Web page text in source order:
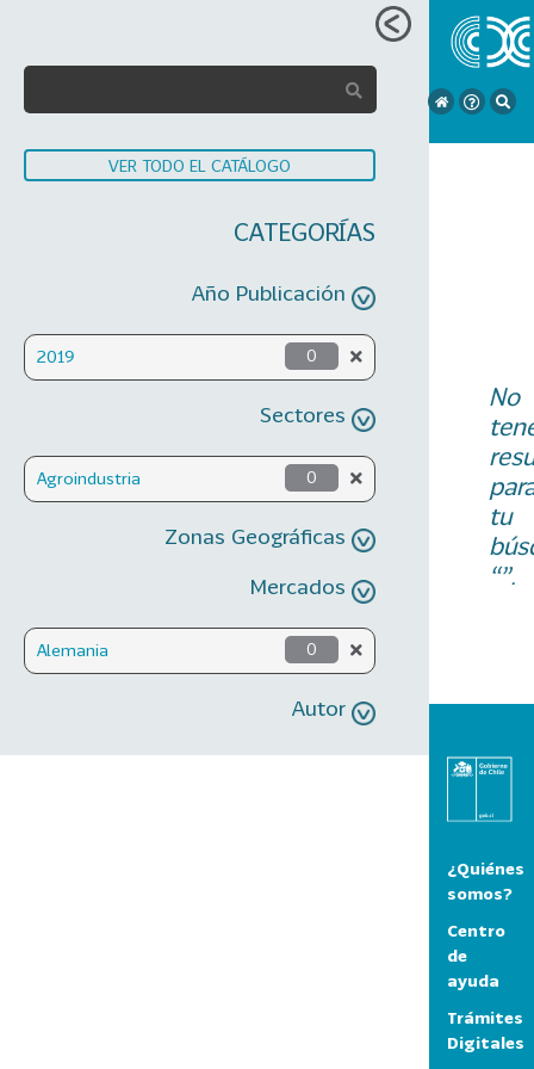
VER TODO EL CATÁLOGO
CATEGORÍAS
Año Publicación
2019 0
Sectores
Agroindustria 0
Zonas Geográficas
Mercados
Alemania 0
Autor
No
tu
“”.
¿Quiénes
somos?
Centro
de
ayuda
Trámites
Digitales